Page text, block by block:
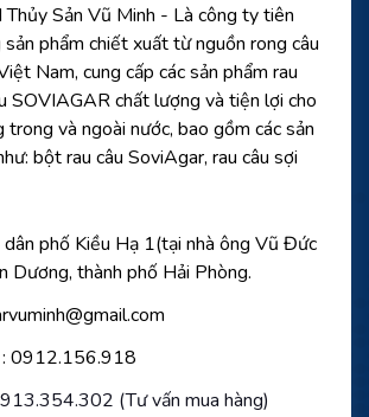
Thủy Sản Vũ Minh - Là công ty tiên
phẩm chiết xuất từ nguồn rong câu
Nam, cung cấp các sản phẩm rau
SOVIAGAR chất lượng và tiện lợi cho
trong và ngoài nước, bao gồm các sản
bột rau câu SoviAgar, rau câu sợi
phố Kiều Hạ 1(tại nhà ông Vũ Đức
Dương, thành phố Hải Phòng.
0912.156.918
(Tư vấn mua hàng)